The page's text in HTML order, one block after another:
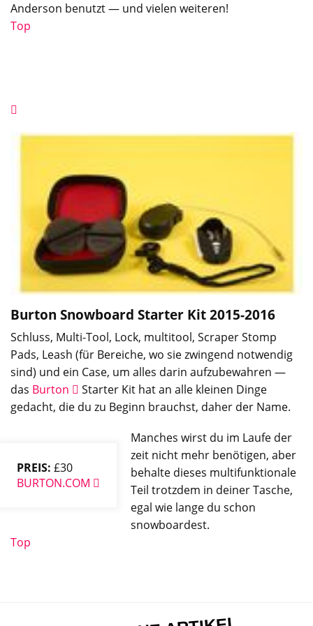
Anderson benutzt — und vielen weiteren!
Top
Burton Snowboard Starter Kit2015-2016
Schluss, Multi-Tool, Lock, multitool, Scraper Stomp
Pads, Leash (für Bereiche, wo sie zwingend notwendig
sind) und ein Case, um alles darin aufzubewahren —
das Burton
Starter Kit hat an alle kleinen Dinge
gedacht, die du zu Beginn brauchst, daher der Name.
PREIS: £30
BURTON.COM
Manches wirst du im Laufe der
zeit nicht mehr benötigen, aber
behalte dieses multifunktionale
Teil trotzdem in deiner Tasche,
egal wie lange du schon
snowboardest.
Top